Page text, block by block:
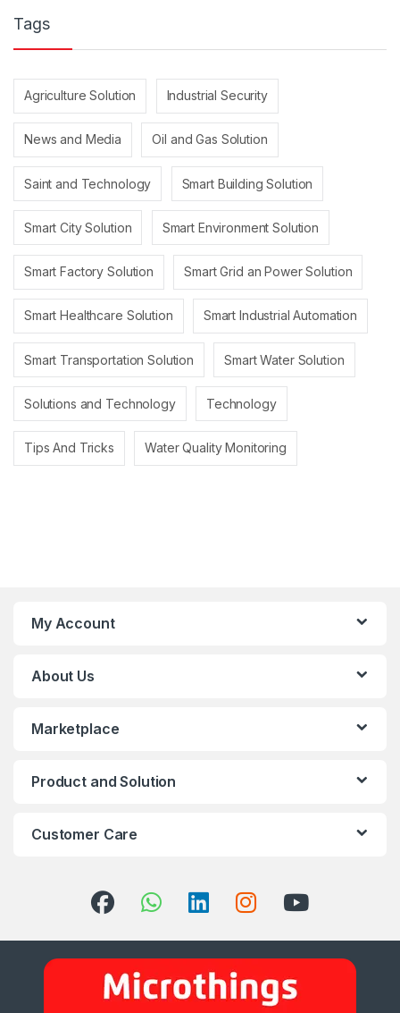
Tags
Agriculture Solution Industrial Security
News and Media Oil and Gas Solution
Saint and Technology Smart Building Solution
Smart City Solution Smart Environment Solution
Smart Factory Solution Smart Grid an Power Solution
Smart Healthcare Solution Smart Industrial Automation
Smart Transportation Solution Smart Water Solution
Solutions and Technology Technology
Tips And Tricks Water Quality Monitoring
My Account
About Us
Marketplace
Product and Solution
Customer Care